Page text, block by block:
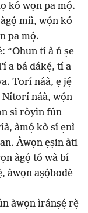
kó wọn pa mọ́.
míì, wọ́n kó
pa mọ́.
“Ohun tí à ń ṣe
a bá dákẹ́, tí a
Torí náà, ẹ jẹ́
Nítorí náà, wọ́n
sì ròyìn fún
àmọ́ kò sí ẹnì
Àwọn ẹṣin àti
àgọ́ tó wà bí
àwọn aṣọ́bodè
àwọn ìránṣẹ́ rẹ̀